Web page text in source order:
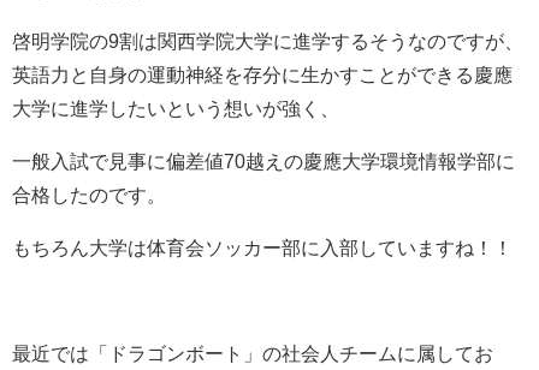
啓明学院の9割は関西学院大学に進学するそうなのですが、
英語力と自身の運動神経を存分に生かすことができる慶應
大学に進学したいという想いが強く、
一般入試で見事に偏差値70越えの慶應大学環境情報学部に
合格したのです。
もちろん大学は体育会ソッカー部に入部していますね！！
最近では「ドラゴンボート」の社会人チームに属してお